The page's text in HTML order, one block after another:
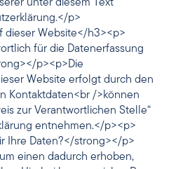
unter diesem Text
p>
dieser Website</h3><p>
für die Datenerfassung
p><p>Die
Website erfolgt durch den
Kontaktdaten<br />können
zur Verantwortlichen Stelle“
entnehmen.</p><p>
Ihre Daten?</strong></p>
einen dadurch erhoben,